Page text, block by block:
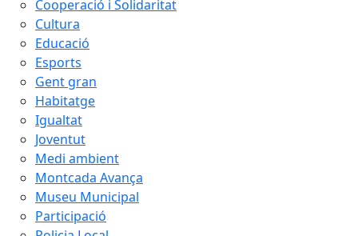
Cooperació i Solidaritat
Cultura
Educació
Esports
Gent gran
Habitatge
Igualtat
Joventut
Medi ambient
Montcada Avança
Museu Municipal
Participació